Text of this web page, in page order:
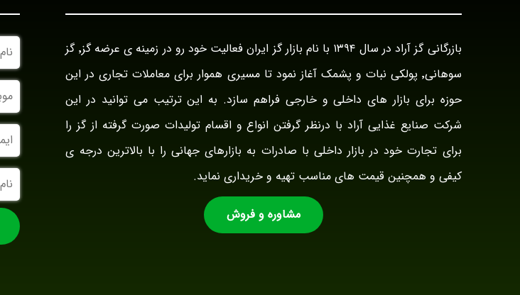
بازرگانی گز آراد در سال ۱۳۹۴ با نام بازار گز ایران فعالیت خود رو در زمینه ی عرضه گز٬ گز
سوهانی٬ پولکی نبات و پشمک آغاز نمود تا مسیری هموار برای معاملات تجاری در این
حوزه برای بازار های داخلی و خارجی فراهم سازد. به این ترتیب می توانید در این
شرکت صنایع غذایی آراد با درنظر گرفتن انواع و اقسام تولیدات صورت گرفته از گز را
برای تجارت خود در بازار داخلی با صادرات به بازارهای جهانی را با بالاترین درجه ی
کیفی و همچنین قیمت های مناسب تهیه و خریداری نماید.
مشاوره و فروش